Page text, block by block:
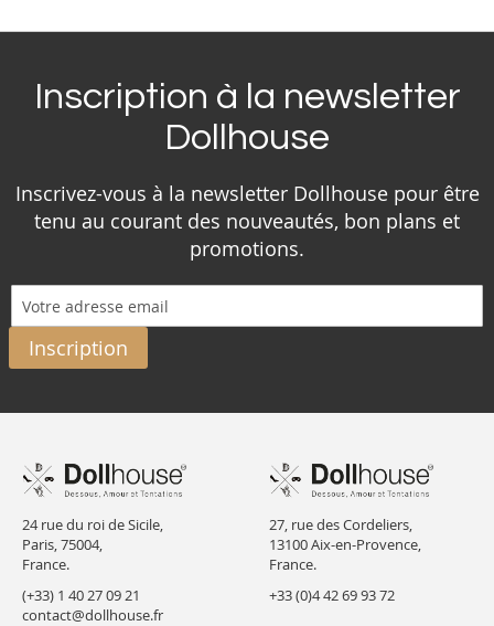
Inscription à la newsletter
Dollhouse
Inscrivez-vous à la newsletter Dollhouse pour être
tenu au courant des nouveautés, bon plans et
promotions.
Inscription
24 rue du roi de Sicile,
Paris, 75004,
France.
(+33) 1 40 27 09 21
contact@dollhouse.fr
27, rue des Cordeliers,
13100 Aix-en-Provence,
France.
+33 (0)4 42 69 93 72